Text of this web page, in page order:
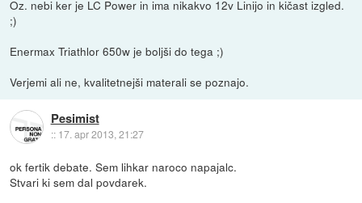
Oz. nebi ker je LC Power in ima nikakvo 12v Linijo in kičast izgled.
;)
Enermax Triathlor 650w je boljši do tega ;)
Verjemi ali ne, kvalitetnejši materali se poznajo.
Pesimist
:: 17. apr 2013, 21:27
ok fertik debate. Sem lihkar naroco napajalc.
Stvari ki sem dal povdarek.